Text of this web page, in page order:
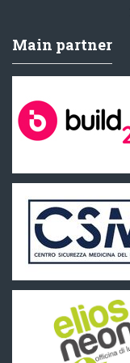
Main partner